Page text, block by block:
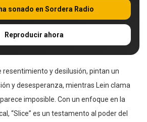
sonado en Sordera Radio
Reproducir ahora
resentimiento y desilusión, pintan un
y desesperanza, mientras Lein clama
imposible. Con un enfoque en la
“Slice” es un testamento al poder del